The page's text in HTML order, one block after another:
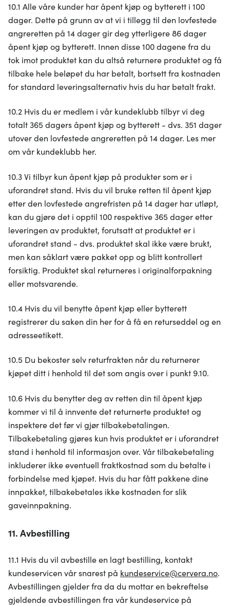
10.1 Alle våre kunder har åpent kjøp og bytterett i 100
dager. Dette på grunn av at vi i tillegg til den lovfestede
angreretten på 14 dager gir deg ytterligere 86 dager
åpent kjøp og bytterett. Innen disse 100 dagene fra du
tok imot produktet kan du altså returnere produktet og få
tilbake hele beløpet du har betalt, bortsett fra kostnaden
for standard leveringsalternativ hvis du har betalt frakt.
10.2 Hvis du er medlem i vår kundeklubb tilbyr vi deg
totalt 365 dagers åpent kjøp og bytterett - dvs. 351 dager
utover den lovfestede angreretten på 14 dager. Les mer
om vår kundeklubb her.
10.3 Vi tilbyr kun åpent kjøp på produkter som er i
uforandret stand. Hvis du vil bruke retten til åpent kjøp
etter den lovfestede angrefristen på 14 dager har utløpt,
kan du gjøre det i opptil 100 respektive 365 dager etter
leveringen av produktet, forutsatt at produktet er i
uforandret stand - dvs. produktet skal ikke være brukt,
men kan såklart være pakket opp og blitt kontrollert
forsiktig. Produktet skal returneres i originalforpakning
eller motsvarende.
10.4 Hvis du vil benytte åpent kjøp eller bytterett
registrerer du saken din her for å få en returseddel og en
adresseetikett.
10.5 Du bekoster selv returfrakten når du returnerer
kjøpet ditt i henhold til det som angis over i punkt 9.10.
10.6 Hvis du benytter deg av retten din til åpent kjøp
kommer vi til å innvente det returnerte produktet og
inspektere det før vi gjør tilbakebetalingen.
Tilbakebetaling gjøres kun hvis produktet er i uforandret
stand i henhold til informasjon over. Vår tilbakebetaling
inkluderer ikke eventuell fraktkostnad som du betalte i
forbindelse med kjøpet. Hvis du har fått pakkene dine
innpakket, tilbakebetales ikke kostnaden for slik
gaveinnpakning.
11. Avbestilling
11.1 Hvis du vil avbestille en lagt bestilling, kontakt
kundeservicen vår snarest på kundeservice@cervera.no.
Avbestillingen gjelder fra da du mottar en bekreftelse
gjeldende avbestillingen fra vår kundeservice på